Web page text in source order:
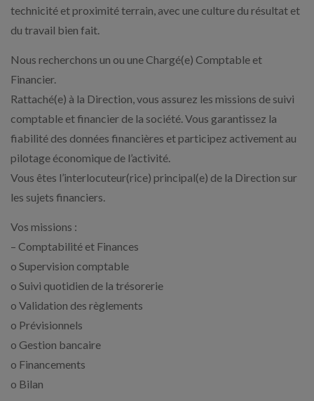
technicité et proximité terrain, avec une culture du résultat et
du travail bien fait.
Nous recherchons un ou une Chargé(e) Comptable et
Financier.
Rattaché(e) à la Direction, vous assurez les missions de suivi
comptable et financier de la société. Vous garantissez la
fiabilité des données financières et participez activement au
pilotage économique de l’activité.
Vous êtes l’interlocuteur(rice) principal(e) de la Direction sur
les sujets financiers.
Vos missions :
– Comptabilité et Finances
o Supervision comptable
o Suivi quotidien de la trésorerie
o Validation des règlements
o Prévisionnels
o Gestion bancaire
o Financements
o Bilan